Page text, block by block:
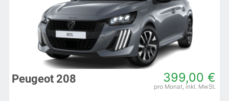
399,00 €
Peugeot 208